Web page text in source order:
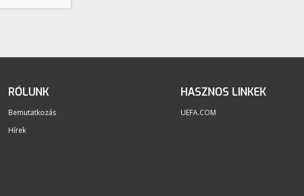
RÓLUNK
Bemutatkozás
Hírek
HASZNOS LINKEK
UEFA.COM